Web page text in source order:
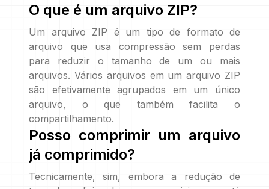
O que é um arquivo ZIP?
Um arquivo ZIP é um tipo de formato de
arquivo que usa compressão sem perdas
para reduzir o tamanho de um ou mais
arquivos. Vários arquivos em um arquivo ZIP
são efetivamente agrupados em um único
arquivo, o que também facilita o
compartilhamento.
Posso comprimir um arquivo
já comprimido?
Tecnicamente, sim, embora a redução de